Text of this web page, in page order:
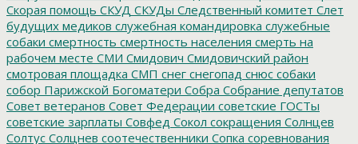
Скорая помощь СКУД СКУДы Следственный комитет Слет
будущих медиков служебная командировка служебные
собаки смертность смертность населения смерть на
рабочем месте СМИ Смидович Смидовичский район
смотровая площадка СМП снег снегопад снюс собаки
собор Парижской Богоматери Собра Собрание депутатов
Совет ветеранов Совет Федерации советские ГОСТы
советские зарплаты Совфед Сокол сокращения Солнцев
Солтус Солцнев соотечественники Сопка соревнования